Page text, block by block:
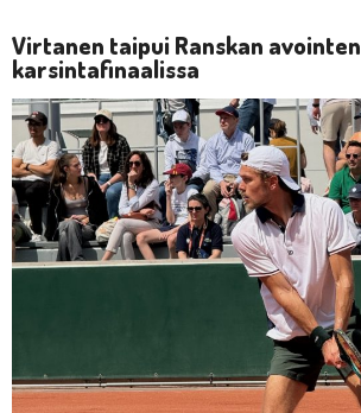
Virtanen taipui Ranskan avointen
karsintafinaalissa